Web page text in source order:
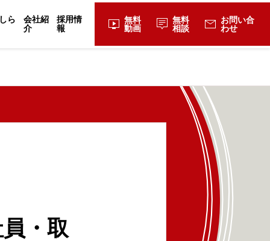
ら 会社紹
介
採用情
報 live_tv 無料
動画
tooltip_2 無料
相談
mail お問い合
わせ
・取